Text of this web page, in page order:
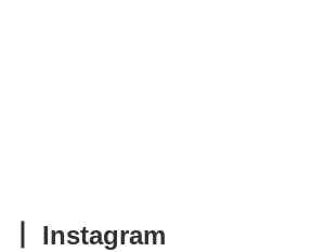
┃ Instagram